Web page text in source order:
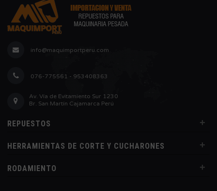
info@maquimportperu.com
076-775561 - 953408363
Av. Vía de Evitamiento Sur 1230
Br. San Martín Cajamarca Perú
REPUESTOS +
HERRAMIENTAS DE CORTE Y CUCHARONES +
RODAMIENTO +